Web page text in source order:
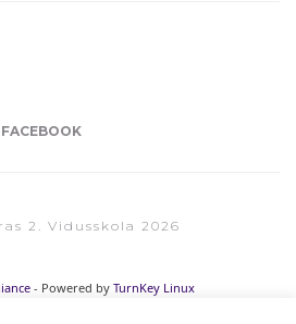
FACEBOOK
2. Vidusskola 2026
- Powered by TurnKey Linux